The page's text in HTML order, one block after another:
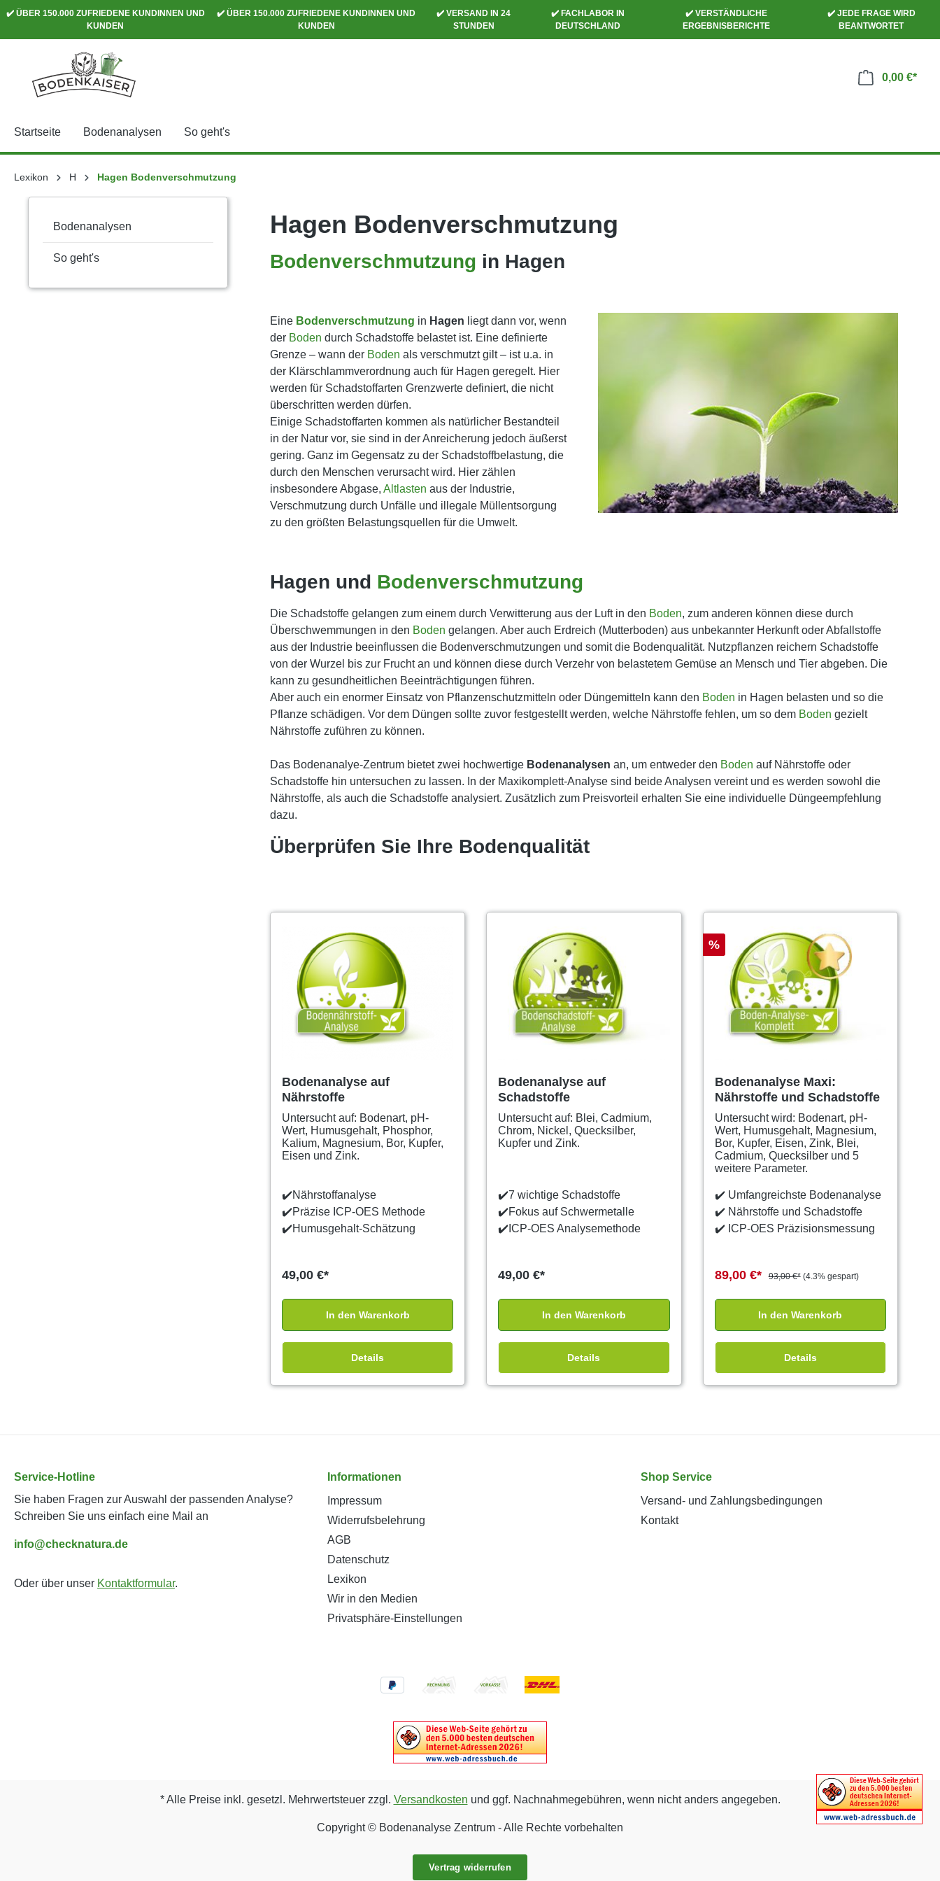
Zur Hauptnavigation springen
✔️ ÜBER 150.000 ZUFRIEDENE KUNDINNEN UND
KUNDEN
✔️ ÜBER 150.000 ZUFRIEDENE KUNDINNEN UND
KUNDEN
✔️ VERSAND IN 24
STUNDEN
✔️ FACHLABOR IN
DEUTSCHLAND
✔️ VERSTÄNDLICHE
ERGEBNISBERICHTE
✔️ JEDE FRAGE WIRD
BEANTWORTET
0,00 €*
Startseite Bodenanalysen So geht's
Lexikon H Hagen Bodenverschmutzung
Bodenanalysen
So geht's
Hagen Bodenverschmutzung
Bodenverschmutzung in Hagen
Eine Bodenverschmutzung in Hagen liegt dann vor, wenn
der Boden durch Schadstoffe belastet ist. Eine definierte
Grenze – wann der Boden als verschmutzt gilt – ist u.a. in
der Klärschlammverordnung auch für Hagen geregelt. Hier
werden für Schadstoffarten Grenzwerte definiert, die nicht
überschritten werden dürfen.
Einige Schadstoffarten kommen als natürlicher Bestandteil
in der Natur vor, sie sind in der Anreicherung jedoch äußerst
gering. Ganz im Gegensatz zu der Schadstoffbelastung, die
durch den Menschen verursacht wird. Hier zählen
insbesondere Abgase, Altlasten aus der Industrie,
Verschmutzung durch Unfälle und illegale Müllentsorgung
zu den größten Belastungsquellen für die Umwelt.
Hagen und Bodenverschmutzung
Die Schadstoffe gelangen zum einem durch Verwitterung aus der Luft in den Boden, zum anderen können diese durch
Überschwemmungen in den Boden gelangen. Aber auch Erdreich (Mutterboden) aus unbekannter Herkunft oder Abfallstoffe
aus der Industrie beeinflussen die Bodenverschmutzungen und somit die Bodenqualität. Nutzpflanzen reichern Schadstoffe
von der Wurzel bis zur Frucht an und können diese durch Verzehr von belastetem Gemüse an Mensch und Tier abgeben. Die
kann zu gesundheitlichen Beeinträchtigungen führen.
Aber auch ein enormer Einsatz von Pflanzenschutzmitteln oder Düngemitteln kann den Boden in Hagen belasten und so die
Pflanze schädigen. Vor dem Düngen sollte zuvor festgestellt werden, welche Nährstoffe fehlen, um so dem Boden gezielt
Nährstoffe zuführen zu können.
Das Bodenanalye-Zentrum bietet zwei hochwertige Bodenanalysen an, um entweder den Boden auf Nährstoffe oder
Schadstoffe hin untersuchen zu lassen. In der Maxikomplett-Analyse sind beide Analysen vereint und es werden sowohl die
Nährstoffe, als auch die Schadstoffe analysiert. Zusätzlich zum Preisvorteil erhalten Sie eine individuelle Düngeempfehlung
dazu.
Überprüfen Sie Ihre Bodenqualität
Bodenanalyse auf
Nährstoffe
Untersucht auf: Bodenart, pH-
Wert, Humusgehalt, Phosphor,
Kalium, Magnesium, Bor, Kupfer,
Eisen und Zink.
✔️Nährstoffanalyse
✔️Präzise ICP-OES Methode
✔️Humusgehalt-Schätzung
49,00 €*
In den Warenkorb
Details
Bodenanalyse auf
Schadstoffe
Untersucht auf: Blei, Cadmium,
Chrom, Nickel, Quecksilber,
Kupfer und Zink.
✔️7 wichtige Schadstoffe
✔️Fokus auf Schwermetalle
✔️ ICP-OES Analysemethode
49,00 €*
In den Warenkorb
Details
%
Bodenanalyse Maxi:
Nährstoffe und Schadstoffe
Untersucht wird: Bodenart, pH-
Wert, Humusgehalt, Magnesium,
Bor, Kupfer, Eisen, Zink, Blei,
Cadmium, Quecksilber und 5
weitere Parameter.
✔️ Umfangreichste Bodenanalyse
✔️ Nährstoffe und Schadstoffe
✔️ ICP-OES Präzisionsmessung
89,00 €* 93,00 €* (4.3% gespart)
In den Warenkorb
Details
Service-Hotline
Sie haben Fragen zur Auswahl der passenden Analyse?
Schreiben Sie uns einfach eine Mail an
info@checknatura.de
Oder über unser Kontaktformular.
Informationen
Impressum
Widerrufsbelehrung
AGB
Datenschutz
Lexikon
Wir in den Medien
Privatsphäre-Einstellungen
Shop Service
Versand- und Zahlungsbedingungen
Kontakt
* Alle Preise inkl. gesetzl. Mehrwertsteuer zzgl. Versandkosten und ggf. Nachnahmegebühren, wenn nicht anders angegeben.
Copyright © Bodenanalyse Zentrum - Alle Rechte vorbehalten
Vertrag widerrufen